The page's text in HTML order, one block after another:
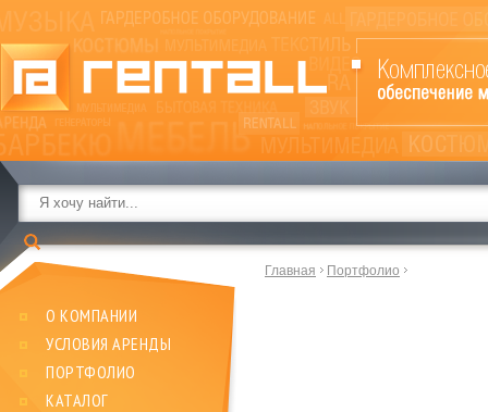
О КОМПАНИИ
УСЛОВИЯ АРЕНДЫ
ПОРТФОЛИО
КАТАЛОГ
Главная Портфолио